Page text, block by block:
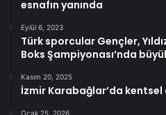
esnafın yanında
Eylül 6, 2023
Türk sporcular Gençler,
Boks Şampiyonası’nda
Kasım 20, 2025
İzmir Karabağlar’da kentsel
Ocak 25, 2026